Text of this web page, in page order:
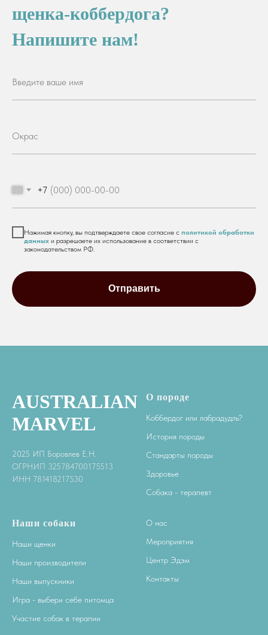
щенка-коббердога?
Напишите нам!
+7
Нажимая кнопку, вы подтверждаете свое согласие с политикой обработки
данных и разрешаете их использование в соответствии с
законодательством РФ.
Отправить
AUSTRALIAN
MARVEL
2025 ИП Боровлев Е.Н.
ОГРНИП 325784700175513
ИНН 781418217530
О породе
Коббердог или лабрадудль?
История породы
Стандарты породы
Здоровье
Собака - терапевт
Наши собаки
Наши щенки
Наши производители
Наши выпускники
Игра - выбери себе питомца
Участие собак в терапии
О нас
Мероприятия
Центр Эдэм
Контакты